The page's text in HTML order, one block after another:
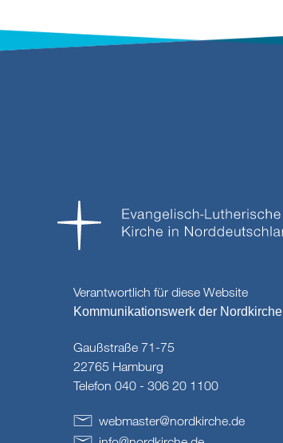
Verantwortlich für diese Website
Kommunikationswerk der Nordkirche
Gaußstraße 71-75
22765 Hamburg
Telefon 040 - 306 20 1100
webmaster@nordkirche.de